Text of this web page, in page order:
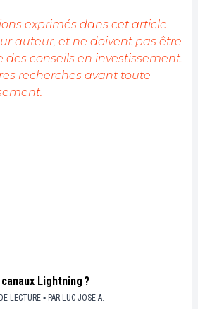
exprimés dans cet article
auteur, et ne doivent pas être
conseils en investissement.
recherches avant toute
Lightning ?
LECTURE ▪ PAR LUC JOSE A.